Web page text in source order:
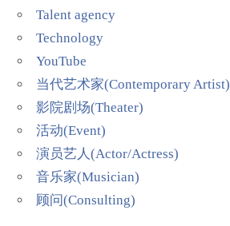
Talent agency
Technology
YouTube
当代艺术家(Contemporary Artist)
影院剧场(Theater)
活动(Event)
演员艺人(Actor/Actress)
音乐家(Musician)
顾问(Consulting)